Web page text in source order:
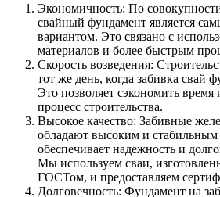
Экономичность: По
свайный фундамент является
вариантом. Это связано с
материалов и более быстрым
Скорость возведения:
тот же день, когда забивка свай
Это позволяет сэкономить время
процесс строительства.
Высокое качество: Забивные
обладают высоким и стабильным
обеспечивает надежность и
Мы используем сваи,
ГОСТом, и предоставляем
Долговечность: Фундамент на